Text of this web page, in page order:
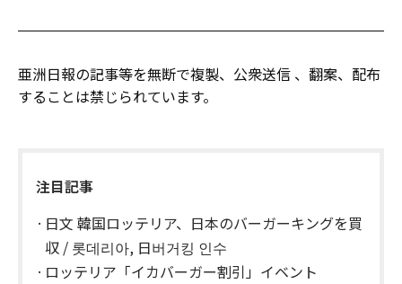
亜洲日報の記事等を無断で複製、公衆送信 、翻案、配布
することは禁じられています。
注目記事
日文 韓国ロッテリア、日本のバーガーキングを買
収 / 롯데리아, 日버거킹 인수
ロッテリア「イカバーガー割引」イベント